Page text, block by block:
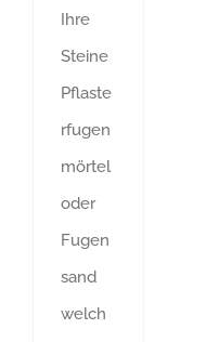
Ihre
Steine
Pflaste
rfugen
mörtel
oder
Fugen
sand
welch